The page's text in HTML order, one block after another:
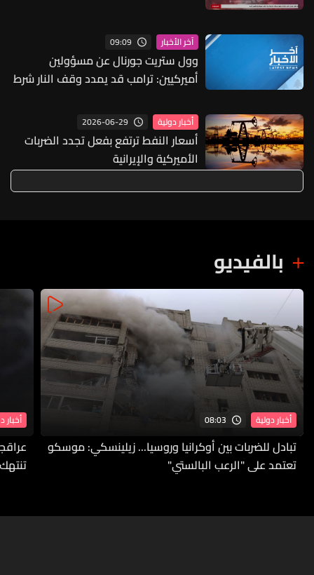
آخر الأخبار 09:09
وول ستريت جورنال عن مسؤولين
أميركيين: ترامب قد يمدد وقف النار شرط
بمضيق هرمز
أخبار دولية 2026-06-29
أسعار النفط ترتفع بفعل تجدد الضربات
الأميركية والإيرانية
بالفيديو
أخبار دولية 08:03
تبادل للضربات بين أوكرانيا وروسيا... زيلينسكي: موسكو
تعتمد على "الرعب البالستي"
أخبار